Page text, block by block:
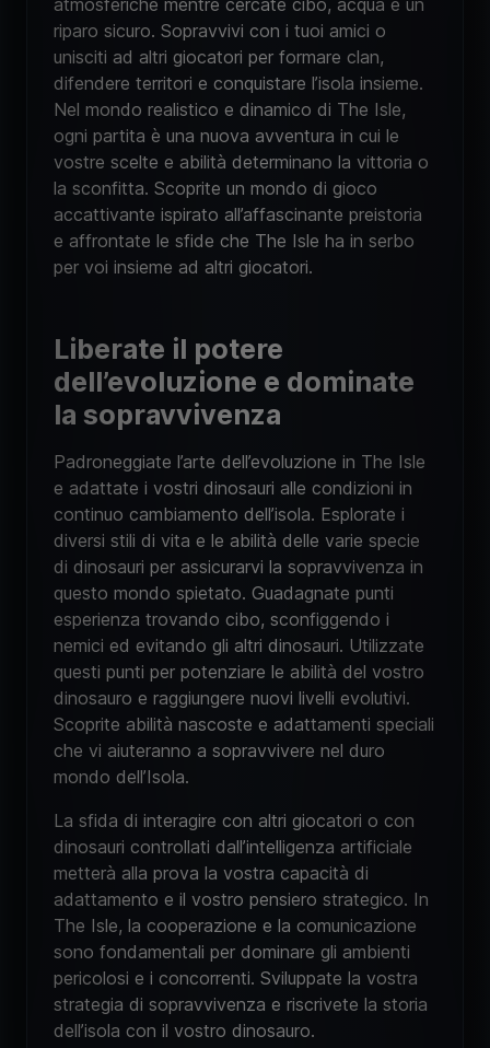
riparo sicuro. Sopravvivi con i tuoi amici o
unisciti ad altri giocatori per formare clan,
difendere territori e conquistare l’isola insieme.
Nel mondo realistico e dinamico di The Isle,
ogni partita è una nuova avventura in cui le
vostre scelte e abilità determinano la vittoria o
la sconfitta. Scoprite un mondo di gioco
accattivante ispirato all’affascinante preistoria
e affrontate le sfide che The Isle ha in serbo
per voi insieme ad altri giocatori.
Liberate il potere
dell’evoluzione e dominate
la sopravvivenza
Padroneggiate l’arte dell’evoluzione in The Isle
e adattate i vostri dinosauri alle condizioni in
continuo cambiamento dell’isola. Esplorate i
diversi stili di vita e le abilità delle varie specie
di dinosauri per assicurarvi la sopravvivenza in
questo mondo spietato. Guadagnate punti
esperienza trovando cibo, sconfiggendo i
nemici ed evitando gli altri dinosauri. Utilizzate
questi punti per potenziare le abilità del vostro
dinosauro e raggiungere nuovi livelli evolutivi.
Scoprite abilità nascoste e adattamenti speciali
che vi aiuteranno a sopravvivere nel duro
mondo dell’Isola.
La sfida di interagire con altri giocatori o con
dinosauri controllati dall’intelligenza artificiale
metterà alla prova la vostra capacità di
adattamento e il vostro pensiero strategico. In
The Isle, la cooperazione e la comunicazione
sono fondamentali per dominare gli ambienti
pericolosi e i concorrenti. Sviluppate la vostra
strategia di sopravvivenza e riscrivete la storia
dell’isola con il vostro dinosauro.